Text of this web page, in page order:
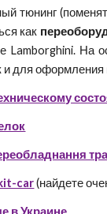
тюнинг
как
На
для оформления
car(найдете
в Украине